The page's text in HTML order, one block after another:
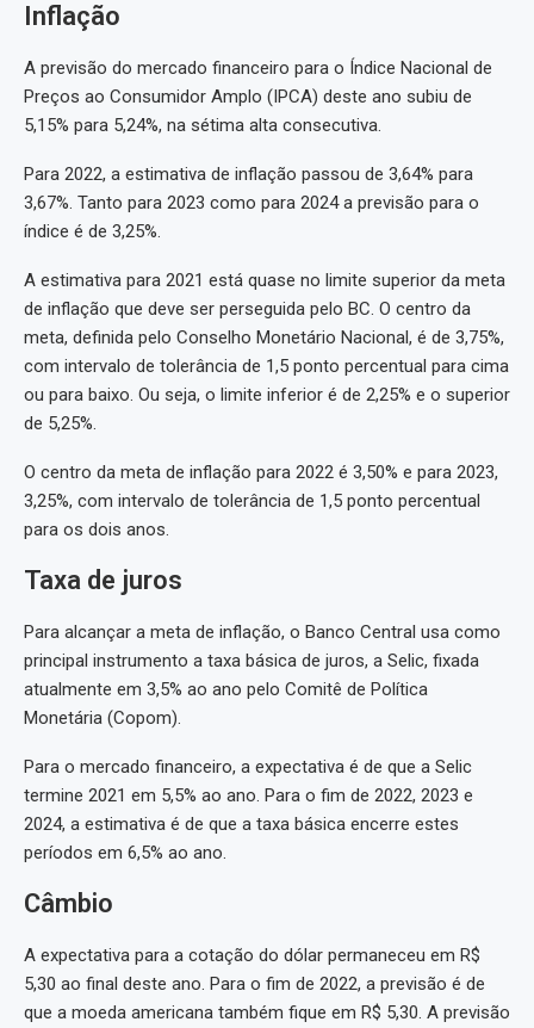
Inflação
A previsão do mercado financeiro para o Índice Nacional de
Preços ao Consumidor Amplo (IPCA) deste ano subiu de
5,15% para 5,24%, na sétima alta consecutiva.
Para 2022, a estimativa de inflação passou de 3,64% para
3,67%. Tanto para 2023 como para 2024 a previsão para o
índice é de 3,25%.
A estimativa para 2021 está quase no limite superior da meta
de inflação que deve ser perseguida pelo BC. O centro da
meta, definida pelo Conselho Monetário Nacional, é de 3,75%,
com intervalo de tolerância de 1,5 ponto percentual para cima
ou para baixo. Ou seja, o limite inferior é de 2,25% e o superior
de 5,25%.
O centro da meta de inflação para 2022 é 3,50% e para 2023,
3,25%, com intervalo de tolerância de 1,5 ponto percentual
para os dois anos.
Taxa de juros
Para alcançar a meta de inflação, o Banco Central usa como
principal instrumento a taxa básica de juros, a Selic, fixada
atualmente em 3,5% ao ano pelo Comitê de Política
Monetária (Copom).
Para o mercado financeiro, a expectativa é de que a Selic
termine 2021 em 5,5% ao ano. Para o fim de 2022, 2023 e
2024, a estimativa é de que a taxa básica encerre estes
períodos em 6,5% ao ano.
Câmbio
A expectativa para a cotação do dólar permaneceu em R$
5,30 ao final deste ano. Para o fim de 2022, a previsão é de
que a moeda americana também fique em R$ 5,30. A previsão